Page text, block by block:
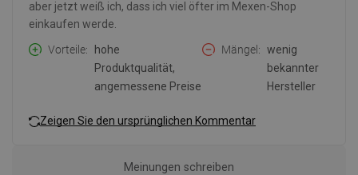
aber jetzt weiß ich, dass ich viel öfter im Mexen-Shop
einkaufen werde.
Vorteile
hohe
Produktqualität,
angemessene Preise
Mängel
wenig
bekannter
Hersteller
Zeigen Sie den ursprünglichen Kommentar
Meinungen schreiben